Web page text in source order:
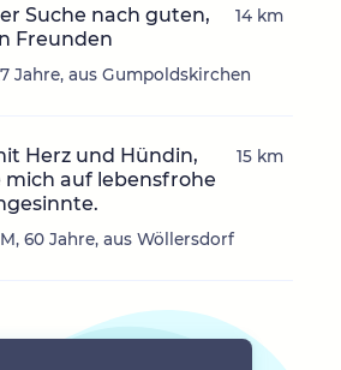
Suche nach guten,
Freunden
Jahre, aus Gumpoldskirchen
14 km
Herz und Hündin,
mich auf lebensfrohe
60 Jahre, aus Wöllersdorf
15 km